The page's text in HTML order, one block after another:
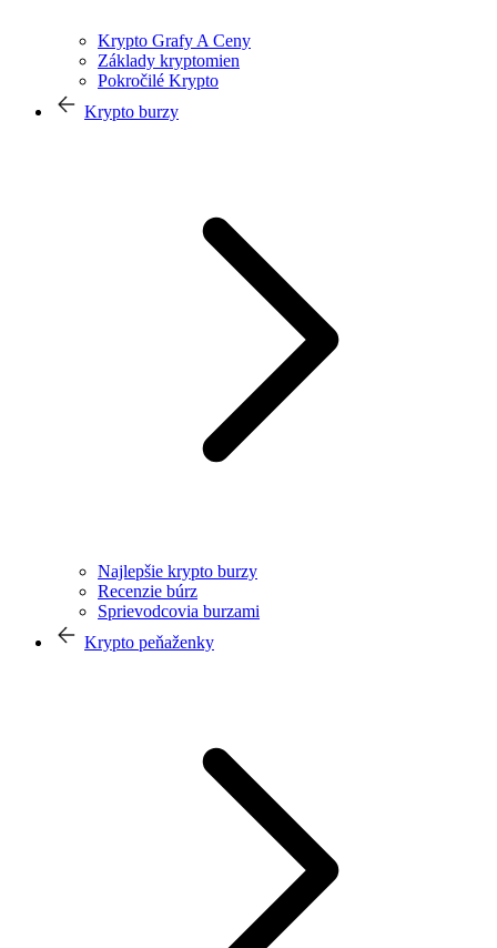
Krypto Grafy A Ceny
Základy kryptomien
Pokročilé Krypto
Krypto burzy
Najlepšie krypto burzy
Recenzie búrz
Sprievodcovia burzami
Krypto peňaženky